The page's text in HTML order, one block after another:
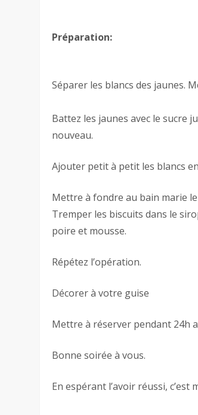
Préparation:
Séparer les blancs des jaunes.
Battez les jaunes avec le sucre
nouveau.
Ajouter petit à petit les blancs
Mettre à fondre au bain marie
Tremper les biscuits dans le
poire et mousse.
Répétez l’opération.
Décorer à votre guise
Mettre à réserver pendant 24h
Bonne soirée à vous.
En espérant l’avoir réussi,